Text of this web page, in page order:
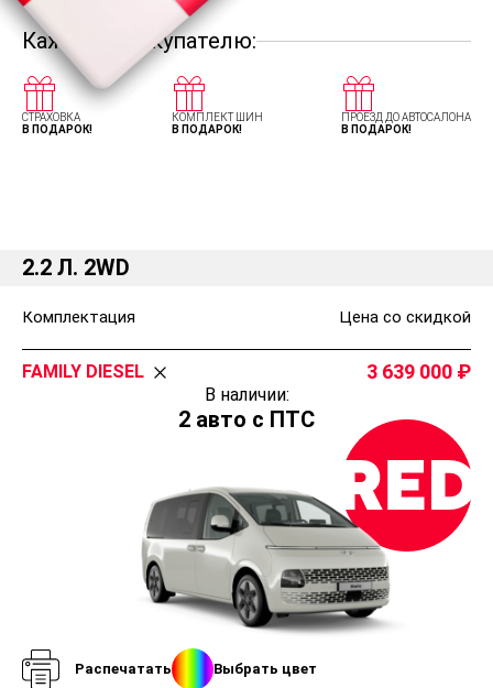
Каждому покупателю:
СТРАХОВКА
В ПОДАРОК!
КОМПЛЕКТ ШИН
В ПОДАРОК!
ПРОЕЗД ДО АВТОСАЛОНА
В ПОДАРОК!
2.2 Л. 2WD
Комплектация Цена со скидкой
FAMILY DIESEL 3 639 000
В наличии:
2 авто с ПТС
Распечатать Выбрать цвет